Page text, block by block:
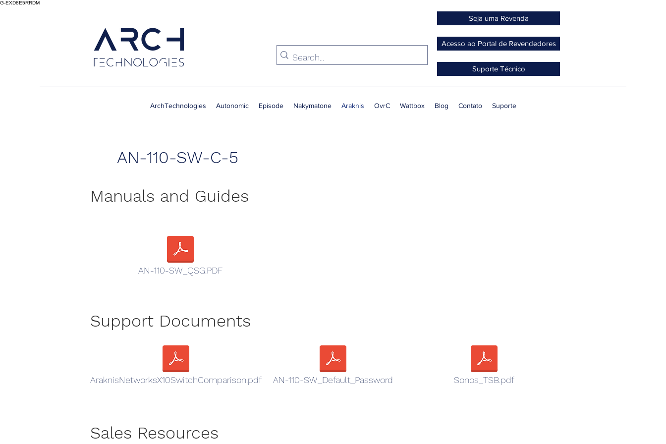
G-EXD8E5RRDM
Seja uma Revenda
Acesso ao Portal de Revendedores
Suporte Técnico
ArchTechnologies Autonomic Episode Nakymatone Araknis OvrC Wattbox Blog Contato Suporte
AN-110-SW-C-5
Manuals and Guides
AN-110-SW_QSG.PDF
Support Documents
AraknisNetworksX10SwitchComparison.pdf AN-110-SW_Default_Password Sonos_TSB.pdf
Sales Resources